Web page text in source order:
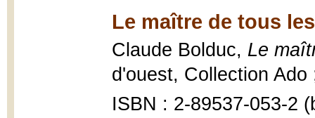
Le maître de tous
Claude Bolduc, Le
d'ouest, Collection
ISBN : 2-89537-053-2